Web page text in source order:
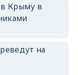
Крыму в
на